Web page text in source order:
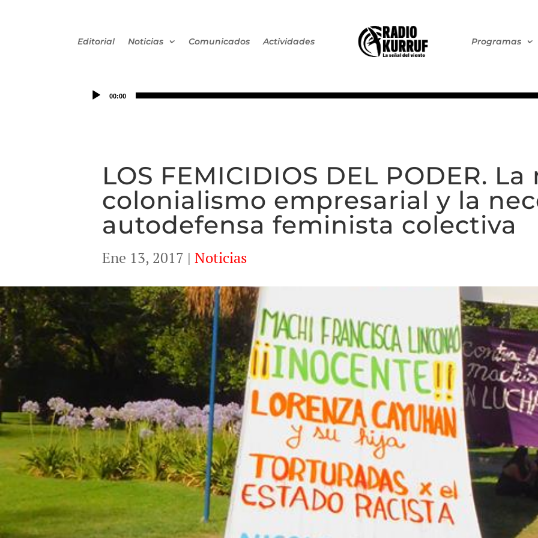
Editorial Noticias Comunicados Actividades Programas
00:00
LOS FEMICIDIOS DEL PODER.
colonialismo empresarial y la
autodefensa feminista colectiva
Ene 13, 2017 |Noticias